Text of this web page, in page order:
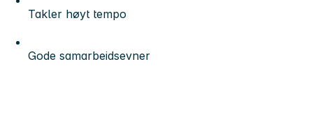
Takler høyt tempo
Gode samarbeidsevner